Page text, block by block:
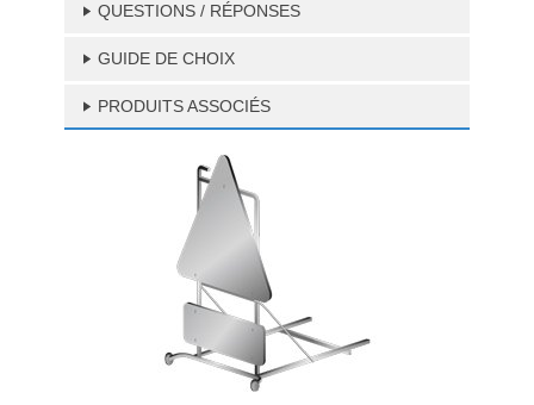
QUESTIONS / RÉPONSES
GUIDE DE CHOIX
PRODUITS ASSOCIÉS